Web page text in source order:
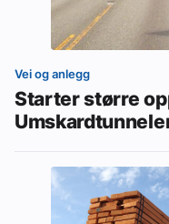
Vei og anlegg
Starter større